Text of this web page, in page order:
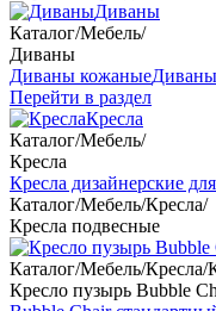
Диваны
Каталог/Мебель/
Диваны
Диваны кожаные
Перейти в раздел
Кресла
Каталог/Мебель/
Кресла
Кресла дизайнерские
Каталог/Мебель/Кресла/
Кресла подвесные
Каталог/Мебель/Кресла/
Кресло пузырь Bubble